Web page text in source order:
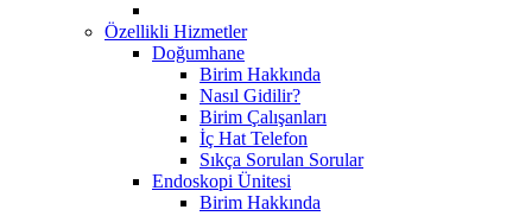
Özellikli Hizmetler
Doğumhane
Birim Hakkında
Nasıl Gidilir?
Birim Çalışanları
İç Hat Telefon
Sıkça Sorulan Sorular
Endoskopi Ünitesi
Birim Hakkında